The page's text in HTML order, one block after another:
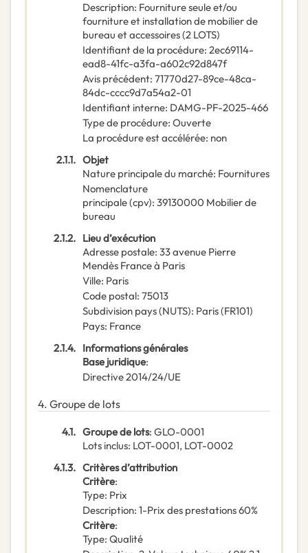
Description: Fourniture seule et/ou
fourniture et installation de mobilier de
bureau et accessoires (2 LOTS)
Identifiant de la procédure: 2ec69114-
ead8-41fc-a3fa-a602c92d847f
Avis précédent: 71770d27-89ce-48ca-
84dc-cccc9d7a54a2-01
Identifiant interne: DAMG-PF-2025-466
Type de procédure: Ouverte
La procédure est accélérée: non
2.1.1. Objet
Nature principale du marché: Fournitures
Nomenclature
principale(cpv): 39130000 Mobilier de
bureau
2.1.2. Lieu d’exécution
Adresse postale: 33 avenue Pierre
Mendès France à Paris
Ville: Paris
Code postal: 75013
Subdivision pays (NUTS): Paris(FR101)
Pays: France
2.1.4. Informations générales
Base juridique:
Directive 2014/24/UE
4. Groupe de lots
4.1. Groupe de lots: GLO-0001
Lots inclus: LOT-0001, LOT-0002
4.1.3. Critères d’attribution
Critère:
Type: Prix
Description: 1-Prix des prestations 60%
Critère:
Type: Qualité